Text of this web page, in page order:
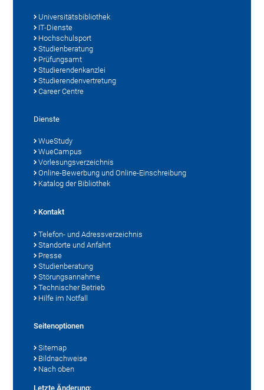
Universitätsbibliothek
IT-Dienste
Hochschulsport
Studienberatung
Prüfungsamt
Studierendenkanzlei
Studierendenvertretung
Career Centre
Dienste
WueStudy
WueCampus
Vorlesungsverzeichnis
Online-Bewerbung und Online-Einschreibung
Katalog der Bibliothek
Kontakt
Telefon- und Adressverzeichnis
Standorte und Anfahrt
Presse
Studienberatung
Störungsannahme
Technischer Betrieb
Hilfe im Notfall
Seitenoptionen
Sitemap
Bildnachweise
Nach oben
Letzte Änderung: